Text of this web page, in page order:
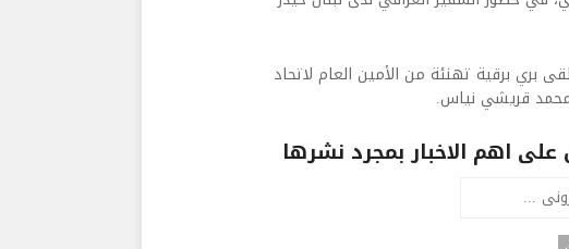
بري برقية تهنئة من الأمين العام لاتحاد
محمد قريشي نياس.
اهم الاخبار بمجرد نشرها